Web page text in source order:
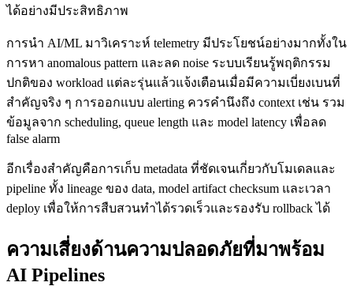
ได้อย่างมีประสิทธิภาพ
การนำ AI/ML มาวิเคราะห์ telemetry มีประโยชน์อย่างมากทั้งใน
การหา anomalous pattern และลด noise ระบบเรียนรู้พฤติกรรม
ปกติของ workload แต่ละรุ่นแล้วแจ้งเตือนเมื่อมีความเบี่ยงเบนที่
สำคัญจริง ๆ การออกแบบ alerting ควรคำนึงถึง context เช่น รวม
ข้อมูลจาก scheduling, queue length และ model latency เพื่อลด
false alarm
อีกเรื่องสำคัญคือการเก็บ metadata ที่ชัดเจนเกี่ยวกับโมเดลและ
pipeline ทั้ง lineage ของ data, model artifact checksum และเวลา
deploy เพื่อให้การสืบสวนทำได้รวดเร็วและรองรับ rollback ได้
ความเสี่ยงด้านความปลอดภัยที่มาพร้อม
AI Pipelines